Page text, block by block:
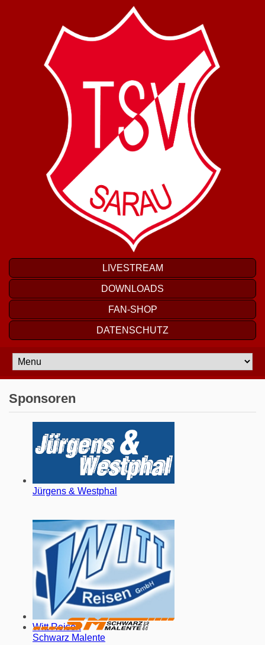
LIVESTREAM
DOWNLOADS
FAN-SHOP
DATENSCHUTZ
Sponsoren
Jürgens & Westphal
Witt Reisen
Schwarz Malente